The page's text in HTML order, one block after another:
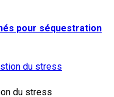
pour séquestration
du stress